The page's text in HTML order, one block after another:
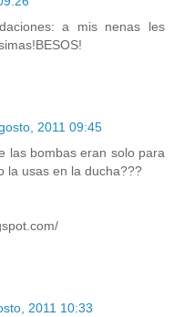
a mis nenas les
2011 09:45
las bombas eran solo para
la usas en la ducha???
2011 10:33